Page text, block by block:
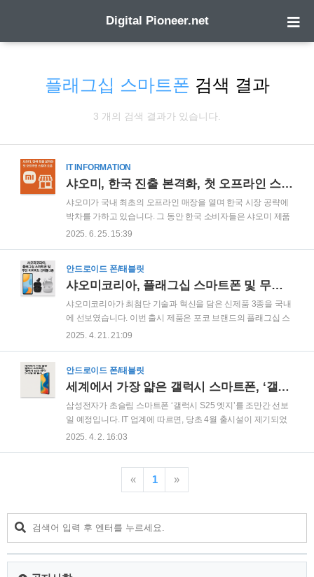
Digital Pioneer.net
플래그십 스마트폰 검색 결과
3 개의 검색 결과가 있습니다.
IT INFORMATION
샤오미, 한국 진출 본격화, 첫 오프라인 스토어 오픈
샤오미가 국내 최초의 오프라인 매장을 열며 한국 시장 공략에
박차를 가하고 있습니다. 그 동안 한국 소비자들은 샤오미 제품
의 사후지원(AS) 문제를 불편하게 여겨왔는데, 이번 매장은 판
'뉴 리테일' 전략을 선보이며, 한국에서의 입지를 확장하고 혁신
적 이미지를 강화하겠다는 계획입니다. 샤오미, 여의도 IFC몰에
첫 통합형 매장 오픈샤오미코리아는 2025년 6월 25일 서울 영
등포구의 콘래드 서울 호텔에서 기자간담회를 열고 오는 6월
2025. 6. 25. 15:39
안드로이드 폰/태블릿
샤오미코리아, 플래그십 스마트폰 및 무선 이어버드 신제품 3종 출시
샤오미코리아가 최첨단 기술과 혁신을 담은 신제품 3종을 국내
에 선보였습니다. 이번 출시 제품은 포코 브랜드의 플래그십 스
마트폰인 포코 F7 프로와 무선 이어버드 레드미 버즈 6 프로, 그
제공하며, 국내 시장에서의 주목을 받고 있습니다. 아래에서는
이 신제품들에 대한 상세한 특징과 소비자들에게 제공할 가치
를 살펴보겠습니다. 포코 F7 프로의 압도적 성능포코 F7 프로는
포코 라인업 가운데 최상위 스마트폰으로, 지난달 출시된 포코
2025. 4. 21. 21:09
안드로이드 폰/태블릿
세계에서 가장 얇은 갤럭시 스마트폰, ‘갤럭시 S25 엣지’, 5~6월 중 출시
삼성전자가 초슬림 스마트폰 ‘갤럭시 S25 엣지’를 조만간 선보
일 예정입니다. IT 업계에 따르면, 당초 4월 출시설이 제기되었
지만, 현재는 5월에서 6월 중 출시가 유력한 상황입니다. 이번
고 있습니다. 출시 일정 조정, 배경은 무엇인가?삼성전자는 지
난 1월 언팩(Unpacked) 행사에서 상반기 중 ‘갤럭시 S25 엣
정이 조정되었다는 의견도 나오고 있습니다. 특히 이번 일정 변
경에는 최근의 조직 변화가 어느 정도 영향을 끼친 것으로 보입
니다. 삼성전자 DX 부문(디바이..
2025. 4. 2. 16:03
« 1 »